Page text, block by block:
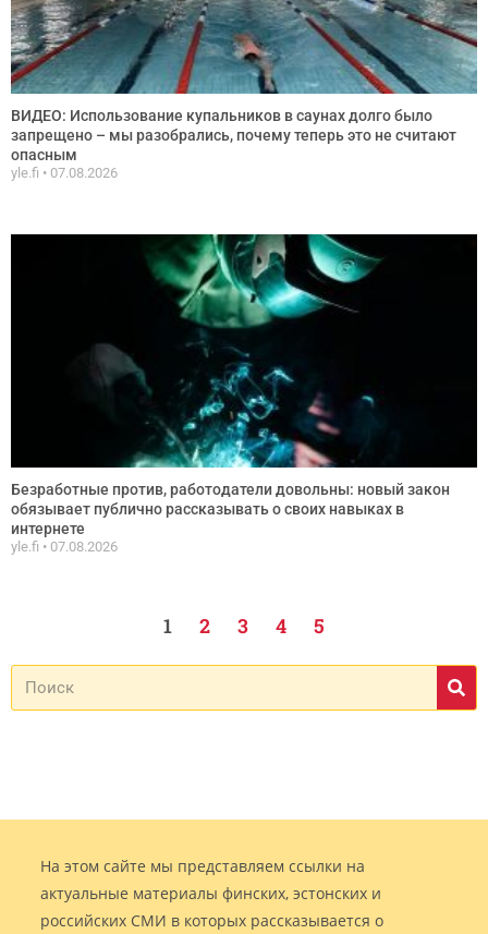
ВИДЕО: Использование купальников в саунах долго было
запрещено – мы разобрались, почему теперь это не считают
опасным
yle.fi 07.08.2026
Безработные против, работодатели довольны: новый закон
обязывает публично рассказывать о своих навыках в
интернете
yle.fi 07.08.2026
1 2 3 4 5
На этом сайте мы представляем ссылки на
актуальные материалы финских, эстонских и
российских СМИ в которых рассказывается о